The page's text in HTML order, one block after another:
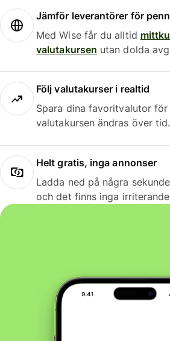
Jämför leverantörer för
Med Wise får du alltid
valutakursen utan dolda
Följ valutakurser i realtid
Spara dina favoritvalutor
valutakursen ändras över tid.
Helt gratis, inga annonser
Ladda ned på några
och det finns inga irriterande